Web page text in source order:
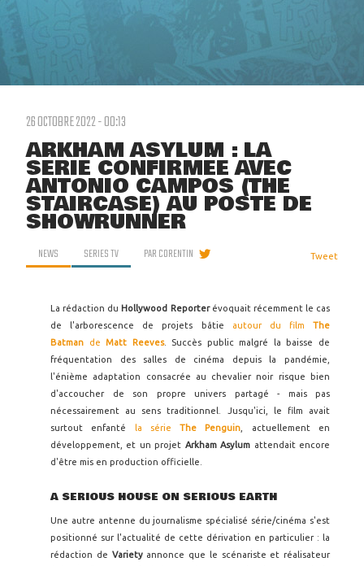
26 OCTOBRE 2022 - 00:13
ARKHAM ASYLUM : LA
SÉRIE CONFIRMÉE AVEC
ANTONIO CAMPOS (THE
STAIRCASE) AU POSTE DE
SHOWRUNNER
NEWS SERIES TV PARCORENTIN Tweet
La rédaction du Hollywood Reporterévoquait récemment le cas
de l'arborescence de projets bâtie
autour du film The
Batman deMatt Reeves. Succès public malgré la baisse de
fréquentation des salles de cinéma depuis la pandémie,
l'énième adaptation consacrée au chevalier noir risque bien
d'accoucher de son propre univers partagé - mais pas
nécessairement au sens traditionnel. Jusqu'ici, le film avait
surtout enfanté
la sérieThe Penguin , actuellement en
développement, et un projet Arkham Asylum attendait encore
d'être mis en production officielle.
A SERIOUS HOUSE ON SERIOUS EARTH
Une autre antenne du journalisme spécialisé série/cinéma s'est
positionné sur l'actualité de cette dérivation en particulier : la
rédaction de Varietyannonce que le scénariste et réalisateur